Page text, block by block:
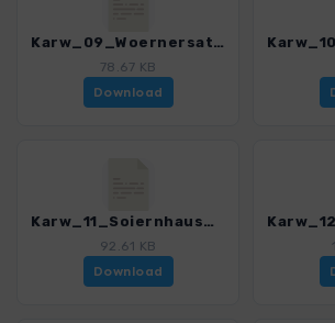
Karw_09_Woernersattel_4484_11.gpx
78.67 KB
Download
Karw_11_Soiernhaus_4484_11.gpx
92.61 KB
Download